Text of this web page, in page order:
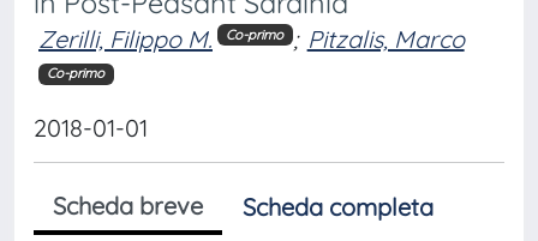
Zerilli, Filippo M. Co-primo ; Pitzalis, Marco
Co-primo
2018-01-01
Scheda breve
Scheda completa